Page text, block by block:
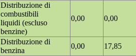
Distribuzione di
combustibili
liquidi (escluso
benzine)
0,00 0,00
Distribuzione di
benzina
0,00
17,85